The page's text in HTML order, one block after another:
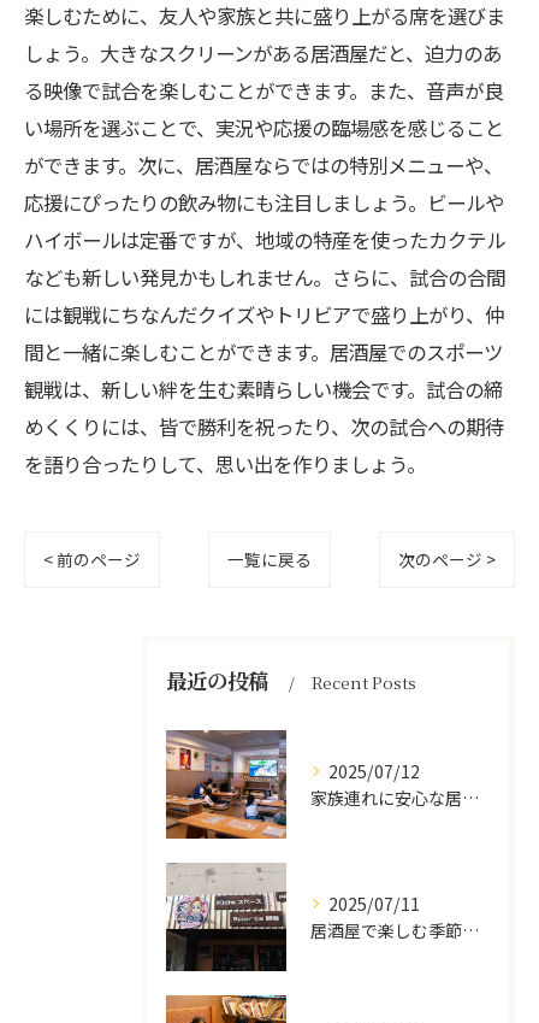
楽しむために、友人や家族と共に盛り上がる席を選びま
しょう。大きなスクリーンがある居酒屋だと、迫力のあ
る映像で試合を楽しむことができます。また、音声が良
い場所を選ぶことで、実況や応援の臨場感を感じること
ができます。次に、居酒屋ならではの特別メニューや、
応援にぴったりの飲み物にも注目しましょう。ビールや
ハイボールは定番ですが、地域の特産を使ったカクテル
なども新しい発見かもしれません。さらに、試合の合間
には観戦にちなんだクイズやトリビアで盛り上がり、仲
間と一緒に楽しむことができます。居酒屋でのスポーツ
観戦は、新しい絆を生む素晴らしい機会です。試合の締
めくくりには、皆で勝利を祝ったり、次の試合への期待
を語り合ったりして、思い出を作りましょう。
< 前のページ 一覧に戻る 次のページ >
最近の投稿 Recent Posts
2025/07/12
家族連れに安心な居酒屋体験
2025/07/11
居酒屋で楽しむ季節の味覚と生中継スポーツ観戦